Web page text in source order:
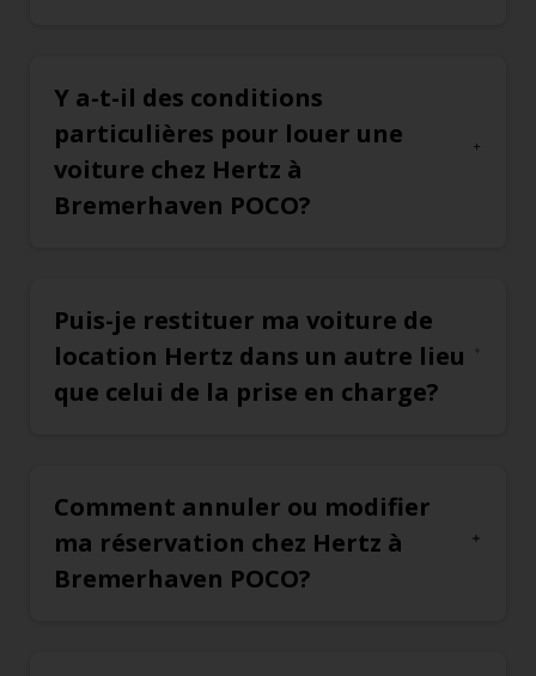
Y a-t-il des conditions
particulières pour louer une
voiture chez Hertz à
Bremerhaven POCO?
Puis-je restituer ma voiture de
location Hertz dans un autre lieu
que celui de la prise en charge?
Comment annuler ou modifier
ma réservation chez Hertz à
Bremerhaven POCO?